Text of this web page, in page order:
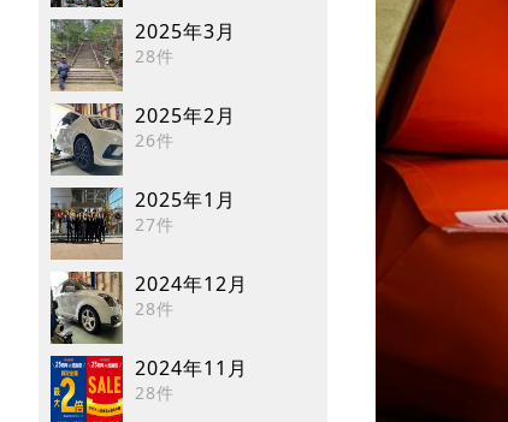
2025年3月
28件
2025年2月
26件
2025年1月
27件
2024年12月
28件
2024年11月
28件